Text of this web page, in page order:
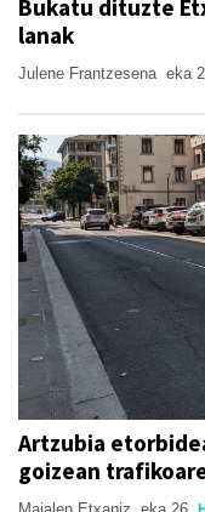
Bukatu dituzte
lanak
Julene Frantzesena eka
Artzubia
goizean